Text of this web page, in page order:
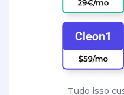
Tudo isso